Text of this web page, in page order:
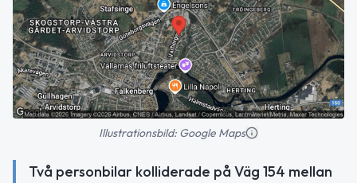
Illustrationsbild: Google Maps
Två personbilar kolliderade på Väg 154 mellan